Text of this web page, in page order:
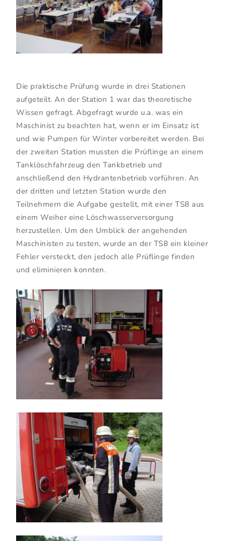
Die praktische Prüfung wurde in drei Stationen
aufgeteilt. An der Station 1 war das theoretische
Wissen gefragt. Abgefragt wurde u.a. was ein
Maschinist zu beachten hat, wenn er im Einsatz ist
und wie Pumpen für Winter vorbereitet werden. Bei
der zweiten Station mussten die Prüflinge an einem
Tanklöschfahrzeug den Tankbetrieb und
anschließend den Hydrantenbetrieb vorführen. An
der dritten und letzten Station wurde den
Teilnehmern die Aufgabe gestellt, mit einer TS8 aus
einem Weiher eine Löschwasserversorgung
herzustellen. Um den Umblick der angehenden
Maschinisten zu testen, wurde an der TS8 ein kleiner
Fehler versteckt, den jedoch alle Prüflinge finden
und eliminieren konnten.